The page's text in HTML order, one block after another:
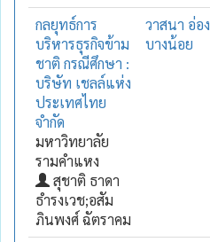
กลยุทธ์การ
บริหารธุรกิจข้าม
ชาติ กรณีศึกษา :
บริษัท เชลล์แห่ง
ประเทศไทย
จำกัด
มหาวิทยาลัย
รามคำแหง
สุชาติ ธาดา
ธำรงเวช;อสัม
ภินพงศ์ ฉัตราคม
วาสนา อ่อง
บางน้อย